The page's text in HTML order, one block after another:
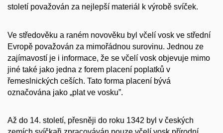
století považován za nejlepší materiál k výrobě svíček.
Ve středověku a raném novověku byl včelí vosk ve střední
Evropě považován za mimořádnou surovinu. Jednou ze
zajímavostí je i informace, že se včelí vosk objevuje mimo
jiné také jako jedna z forem placení poplatků v
řemeslnických ceších. Tato forma placení bývá
označována jako „plat ve vosku”.
Až do 14. století, přesněji do roku 1342 byl v českých